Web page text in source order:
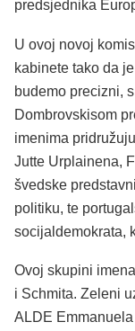
predsjednika
U ovoj novoj
kabinete tako da
budemo precizni,
Dombrovskisom
imenima
Jutte Urplainena,
švedske
politiku, te
socijaldemokrata,
Ovoj skupini
i Schmita. Zeleni
ALDE